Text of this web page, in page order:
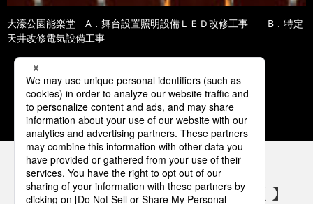
大濠公園能楽堂 A．舞台設置照明設備ＬＥＤ改修工事 B．特定
天井改修電気設備工事
3 4 5 6 7
パナソニックの電気設備 SNSアカウント